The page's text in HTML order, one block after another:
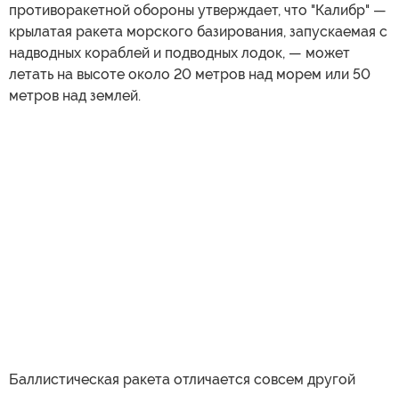
противоракетной обороны утверждает, что "Калибр" —
крылатая ракета морского базирования, запускаемая с
надводных кораблей и подводных лодок, — может
летать на высоте около 20 метров над морем или 50
метров над землей.
Баллистическая ракета отличается совсем другой